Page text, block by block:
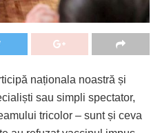
naționala noastră și
sau simpli spectator,
tricolor – sunt și ceva